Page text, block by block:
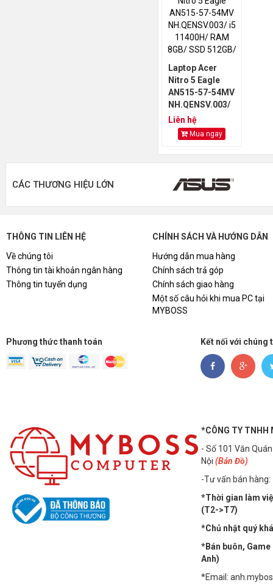
Laptop Acer
Nitro 5 Eagle
AN515-57-54MV
NH.QENSV.003/
i5 11400H/ RAM
8GB/ SSD
512GB/ VGA RTX
Liên hệ
Mua ngay
CÁC THƯƠNG HIỆU LỚN
THÔNG TIN LIÊN HỆ
Về chúng tôi
Thông tin tài khoản ngân hàng
Thông tin tuyển dụng
CHÍNH SÁCH VÀ HƯỚNG DẪN
Hướng dẫn mua hàng
Chính sách trả góp
Chính sách giao hàng
Một số câu hỏi khi mua PC tại
MYBOSS
Phương thức thanh toán Kết nối với chúng
*CÔNG TY TNHH
- Số 101 Văn
Nội (Bản Đồ)
-Tư vấn bán hàng:
*Thời gian làm
(T2->T7)
*Chủ nhật quý
*Bán buôn, Game
Anh)
*Email: